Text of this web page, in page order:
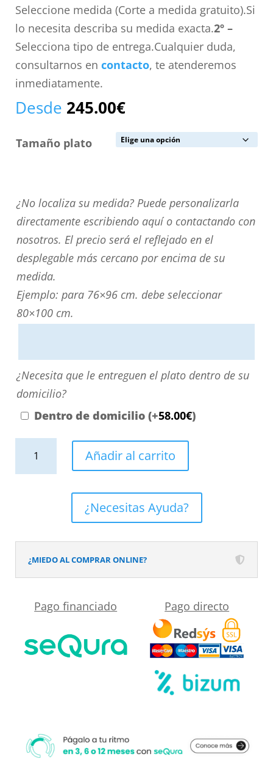
Seleccione medida (Corte a medida gratuito).Si
lo necesita describa su medida exacta.2º –
Selecciona tipo de entrega.Cualquier duda,
consultarnos en contacto, te atenderemos
inmediatamente.
Desde 245.00€
Tamaño plato
¿No
localiza
su
medida?
Puede
personalizarla
directamente
contactando
nosotros.
El
precio
será
desplegable
cercano
su
¿No localiza su medida? Puede personalizarla
directamente escribiendo aquí o contactando con
nosotros. El precio será el reflejado en el
desplegable más cercano por encima de su
medida.
Ejemplo: para 76×96 cm. debe seleccionar
80×100 cm.
¿Necesita
que
le
domicilio?
¿Necesita que le entreguen el plato dentro de su
domicilio?
Dentro de domicilio (+58.00€)
pizarra.
Efecto
en
Emperador
STONE
3D
Añadir al carrito
¿Necesitas Ayuda?
¿MIEDO AL COMPRAR ONLINE?
Pago financiado Pago directo